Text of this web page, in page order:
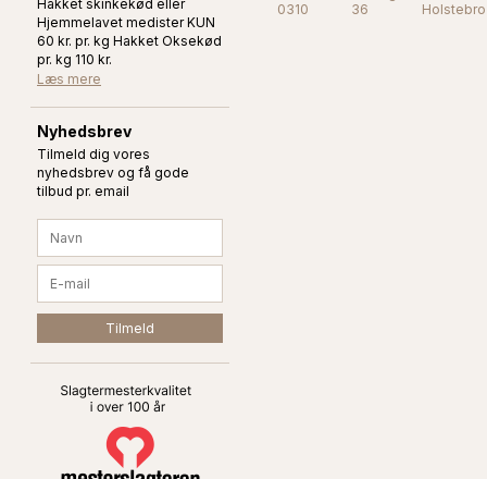
Hakket skinkekød eller
Hjemmelavet medister KUN
60 kr. pr. kg Hakket Oksekød
pr. kg 110 kr.
Læs mere
Nyhedsbrev
Tilmeld dig vores
nyhedsbrev og få gode
tilbud pr. email
0310
36
Holstebro